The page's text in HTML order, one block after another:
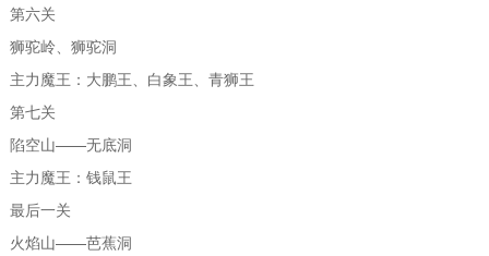
第六关
狮驼岭、狮驼洞
主力魔王：大鹏王、白象王、青狮王
第七关
陷空山——无底洞
主力魔王：钱鼠王
最后一关
火焰山——芭蕉洞